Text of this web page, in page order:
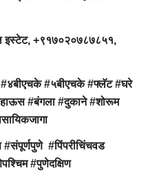
इस्टेट, +९१७०२०७८७८५१,
#५बीएचके #फ्लॅट #घरे
#बंगला #दुकाने #शोरूम
#संपूर्णपुणे #पिंपरीचिंचवड
#पुणेदक्षिण